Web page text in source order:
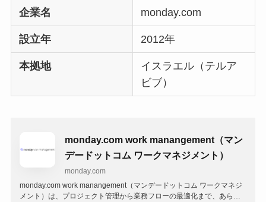
企業名 monday.com
設立年 2012年
本拠地
イスラエル（テルア
ビブ）
monday.com work manangement（マン
デードットコム ワークマネジメント）
monday.com
monday.com work manangement（マンデードットコム ワークマネジ
メント）は、プロジェクト管理から業務フローの最適化まで、あらゆ